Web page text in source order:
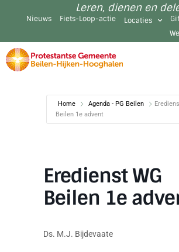
Leren, dienen en
Nieuws Fiets-Loop-actie Locaties
Home Agenda - PG Beilen
Beilen 1e advent
Eredienst WG
Beilen 1e
Ds. M.J. Bijdevaate